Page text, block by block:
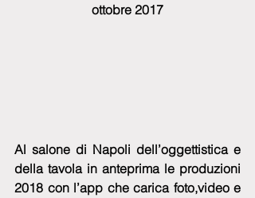
ottobre 2017
Al salone di Napoli dell’oggettistica e
della tavola in anteprima le produzioni
2018 con l’app che carica foto,video e